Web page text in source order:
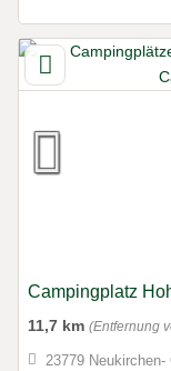
Campingplatz
11,7 km (Entfernung
23779